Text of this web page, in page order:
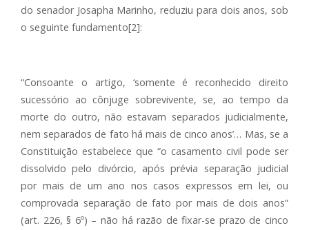
do senador Josapha Marinho, reduziu para dois anos, sob
o seguinte fundamento[2]:
“Consoante o artigo, ‘somente é reconhecido direito
sucessório ao cônjuge sobrevivente, se, ao tempo da
morte do outro, não estavam separados judicialmente,
nem separados de fato há mais de cinco anos’… Mas, se a
Constituição estabelece que “o casamento civil pode ser
dissolvido pelo divórcio, após prévia separação judicial
por mais de um ano nos casos expressos em lei, ou
comprovada separação de fato por mais de dois anos”
(art. 226, § 6º) – não há razão de fixar-se prazo de cinco